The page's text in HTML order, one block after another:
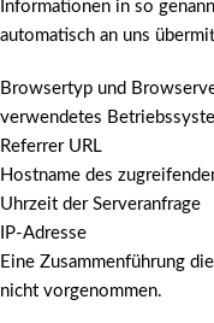
Informationen in so
automatisch an uns
Browsertyp und
verwendetes
Referrer URL
Hostname des
Uhrzeit der Serveranfrage
IP-Adresse
Eine Zusammenführung
nicht vorgenommen.